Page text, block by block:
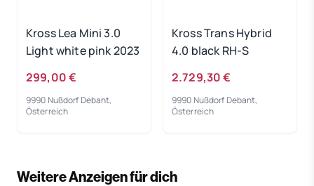
Kross Lea Mini 3.0
Light white pink 2023
299,00 €
9990 Nußdorf Debant,
Österreich
Kross Trans Hybrid
4.0 black RH-S
2.729,30 €
9990 Nußdorf Debant,
Österreich
Weitere Anzeigen für dich